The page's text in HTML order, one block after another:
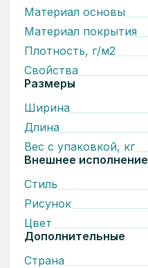
Материал основы
Материал покрытия
Плотность, г/м2
Свойства
Размеры
Ширина
Длина
Вес с упаковкой, кг
Внешнее исполнение
Стиль
Рисунок
Цвет
Дополнительные
Страна